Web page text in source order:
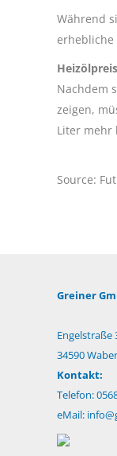
Während
Nachdem
zeigen,
Liter mehr
Source:
Greiner
Engelstraße
34590
Kontakt:
Telefon:
eMail: